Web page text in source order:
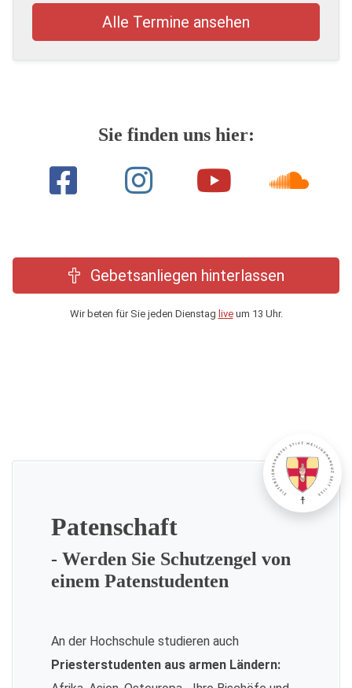
Alle Termine ansehen
Sie finden uns hier:
Gebetsanliegen hinterlassen
Wir beten für Sie jeden Dienstag liveum 13 Uhr.
Patenschaft
- Werden Sie Schutzengel von
einem Patenstudenten
An der Hochschule studieren auch
Priesterstudenten aus armen Ländern: